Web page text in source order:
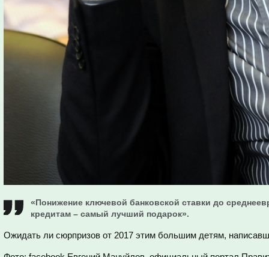
«Понижение ключевой банковской ставки до
кредитам – самый лучший подарок».
Ожидать ли сюрпризов от 2017 этим большим детям,